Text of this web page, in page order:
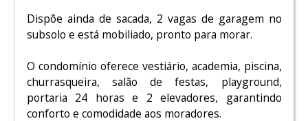
Dispõe ainda de sacada, 2 vagas de garagem no
subsolo e está mobiliado, pronto para morar.
O condomínio oferece vestiário, academia, piscina,
churrasqueira, salão de festas, playground,
portaria 24 horas e 2 elevadores, garantindo
conforto e comodidade aos moradores.